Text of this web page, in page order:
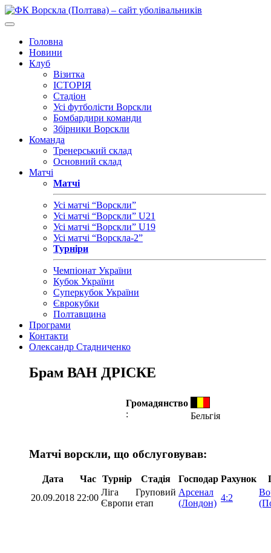
Головна
Новини
Клуб
Візитка
ІСТОРІЯ
Стадіон
Усі футболісти Ворскли
Бомбардири команди
Збірники Ворскли
Команда
Тренерський склад
Основний склад
Матчі
Матчі
Усі матчі “Ворскли”
Усі матчі “Ворскли” U21
Усі матчі “Ворскли” U19
Усі матчі “Ворскла-2”
Турніри
Чемпіонат України
Кубок України
Суперкубок України
Єврокубки
Полтавщина
Програми
Контакти
Олександр Стадниченко
Брам ВАН ДРІСКЕ
Громадянство
:
Бельгія
Матчі ворскли, що обслуговував:
Дата Час Турнір Стадія Господар Рахунок
20.09.2018 22:00
Ліга
Європи
Груповий
етап
Арсенал
(Лондон)
4:2